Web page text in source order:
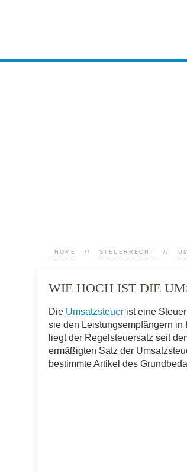
HOME STEUERRECHT
WIE HOCH IST DIE
Die Umsatzsteuer ist eine
sie den Leistungsempfängern
liegt der Regelsteuersatz seit
ermäßigten Satz der
bestimmte Artikel des